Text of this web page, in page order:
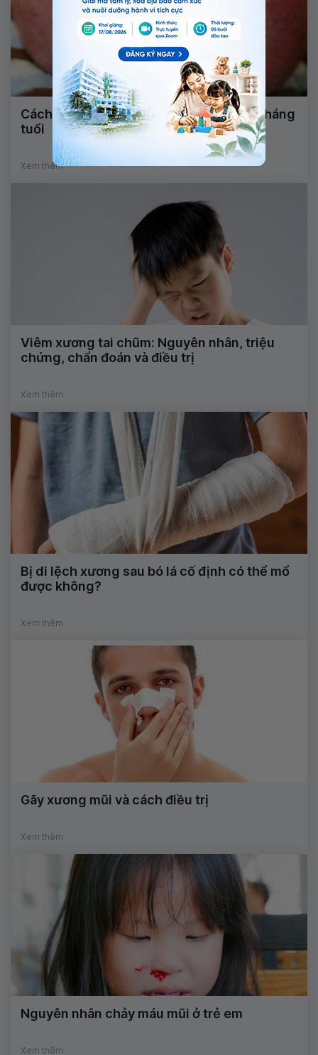
Cách điều trị bệnh viêm da cơ địa trẻ 3 tháng
tuổi
Xem thêm
Viêm xương tai chũm: Nguyên nhân, triệu
chứng, chẩn đoán và điều trị
Xem thêm
Bị di lệch xương sau bó lá cố định có thể mổ
được không?
Xem thêm
Gãy xương mũi và cách điều trị
Xem thêm
Nguyên nhân chảy máu mũi ở trẻ em
Xem thêm